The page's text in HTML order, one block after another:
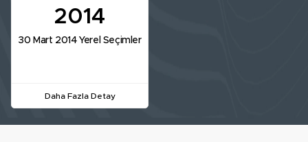
2014
30 Mart 2014 Yerel Seçimler
Daha Fazla Detay